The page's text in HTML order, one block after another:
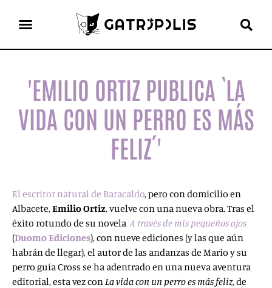
'EMILIO ORTIZ PUBLICA `LA
VIDA CON UN PERRO ES MÁS
FELIZ´'
El escritor natural de Baracaldo, pero con domicilio en
Albacete,Emilio Ortiz, vuelve con una nueva obra. Tras el
éxito rotundo de su novelaA través de mis pequeños ojos
(Duomo Ediciones), con nueve ediciones (y las que aún
habrán de llegar), el autor de las andanzas de Mario y su
perro guía Cross se ha adentrado en una nueva aventura
editorial, esta vez conLa vida con un perro es más feliz, de